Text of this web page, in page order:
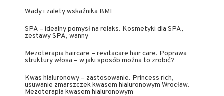
Wady i zalety wskaźnika BMI
SPA – idealny pomysł na relaks. Kosmetyki dla SPA,
zestawy SPA, wanny
Mezoterapia haircare – revitacare hair care. Poprawa
struktury włosa – w jaki sposób można to zrobić?
Kwas hialuronowy – zastosowanie. Princess rich,
usuwanie zmarszczek kwasem hialuronowym Wrocław.
Mezoterapia kwasem hialuronowym